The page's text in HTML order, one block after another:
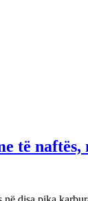
të